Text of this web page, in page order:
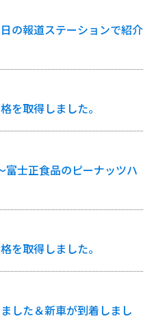
の報道ステーションで紹介
を取得しました。
士正食品のピーナッツハ
を取得しました。
した＆新車が到着しまし